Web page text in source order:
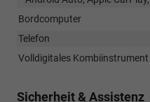
Bordcomputer
Telefon
Volldigitales
Sicherheit & Assistenz